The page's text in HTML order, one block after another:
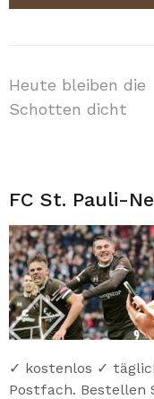
Heute bleiben die
Schotten dicht
FC St. Pauli-
✓ kostenlos ✓
Postfach. Bestellen